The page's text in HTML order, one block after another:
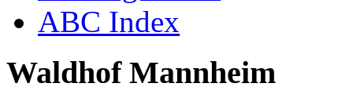
ABC Index
Waldhof Mannheim